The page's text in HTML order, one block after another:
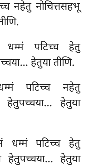
नहेतु नोचित्तसहभू
धम्मं पटिच्च हेतु
हेतुया तीणि.
धम्मं पटिच्च नहेतु
हेतुपच्चया… हेतुया
धम्मं पटिच्च हेतु
हेतुपच्चया… हेतुया